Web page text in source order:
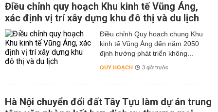
Điều chỉnh quy hoạch Khu kinh tế Vũng Áng,
xác định vị trí xây dựng khu đô thị và du lịch
Điều chỉnh Quy hoạch chung Khu
kinh tế Vũng Áng đến năm 2050
định hướng phát triển không...
QUY HOẠCH 3 giờ trước
Hà Nội chuyển đổi đất Tây Tựu làm dự án trung